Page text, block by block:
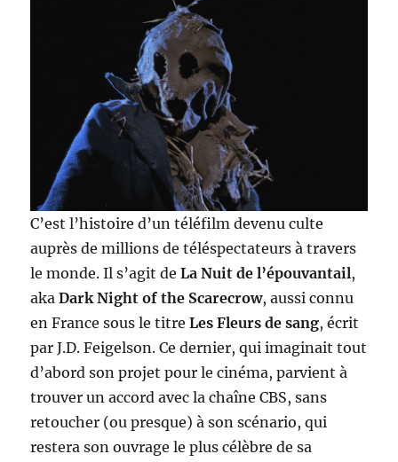
C’est l’histoire d’un téléfilm devenu culte
auprès de millions de téléspectateurs à travers
le monde. Il s’agit deLa Nuit de l’épouvantail,
akaDark Night of the Scarecrow, aussi connu
en France sous le titreLes Fleurs de sang, écrit
par J.D. Feigelson. Ce dernier, qui imaginait tout
d’abord son projet pour le cinéma, parvient à
trouver un accord avec la chaîne CBS, sans
retoucher (ou presque) à son scénario, qui
restera son ouvrage le plus célèbre de sa